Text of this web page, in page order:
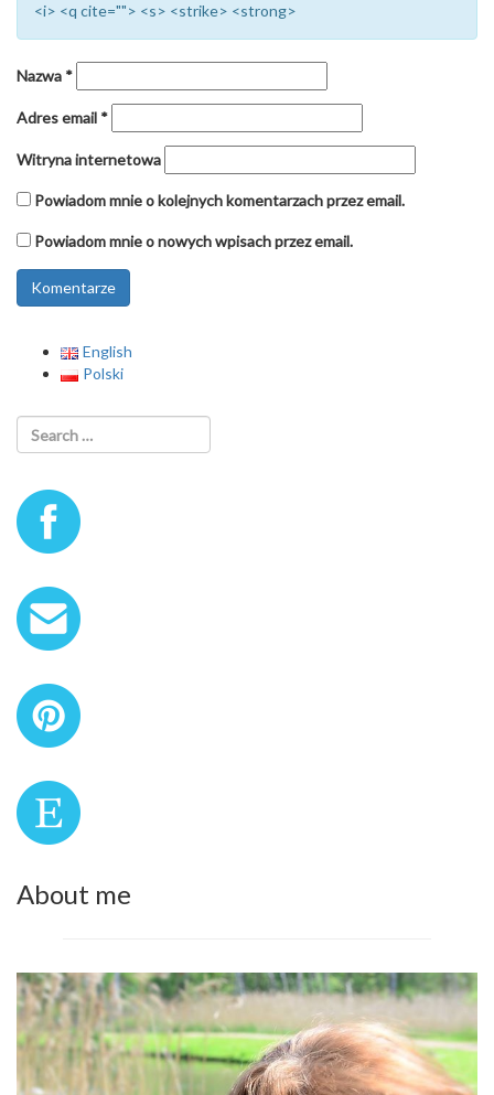
<i> <q cite=""> <s> <strike> <strong>
Nazwa *
Adres email *
Witryna internetowa
Powiadom mnie o kolejnych komentarzach przez email.
Powiadom mnie o nowych wpisach przez email.
English
Polski
About me